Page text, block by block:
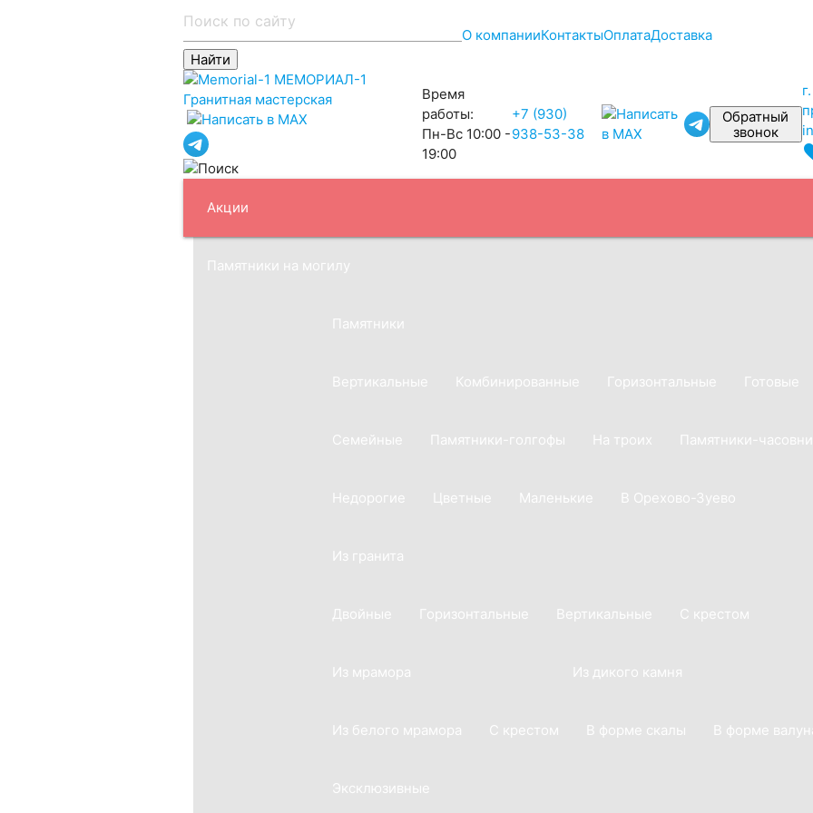
О компанииКонтактыОплатаДоставка
МЕМОРИАЛ-1
Гранитная мастерская
Время
работы:
Пн-Вс 10:00 -
19:00
+7 (930)
938-53-38
Обратный
звонок
Акции
Памятники на могилу
Памятники
Вертикальные Комбинированные Горизонтальные Готовые
Семейные Памятники-голгофы На троих Памятники-часовни
Недорогие Цветные Маленькие В Орехово-Зуево
Из гранита
Двойные Горизонтальные Вертикальные С крестом
Из мрамора
Из белого мрамора С крестом
Из дикого камня
В форме скалы В форме
Эксклюзивные